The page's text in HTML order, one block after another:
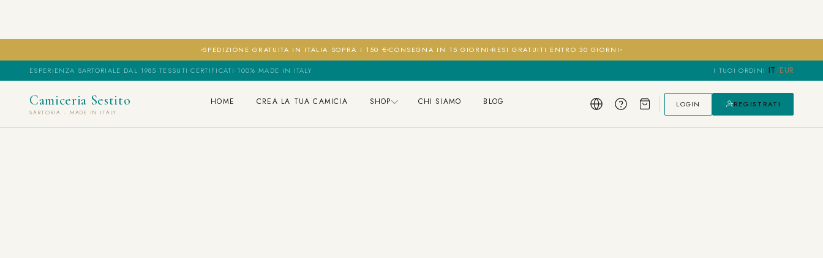
SPEDIZIONE GRATUITA IN ITALIA SOPRA I 150 €CONSEGNA IN 15 GIORNI RESI GRATUITI ENTRO 30 GIORNI
ESPERIENZA SARTORIALE DAL 1985·TESSUTI CERTIFICATI·100% MADE IN ITALY I TUOI ORDINI·IT/EUR
Camiceria Sestito
SARTORIA · MADE IN ITALY
HOME CREA LA TUA CAMICIA SHOP CHI SIAMO BLOG LOGIN REGISTRATI